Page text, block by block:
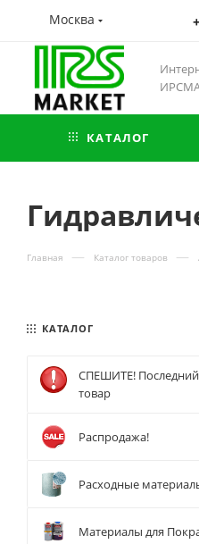
Москва
КАТАЛОГ
Главная — Каталог товаров —
КАТАЛОГ
СПЕШИТЕ! Последний
товар
Распродажа!
Расходные
Материалы для